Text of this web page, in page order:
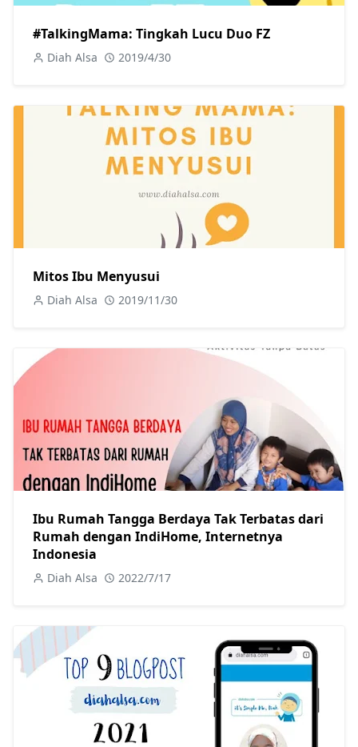
#TalkingMama: Tingkah Lucu Duo FZ
Diah Alsa 2019/4/30
Mitos Ibu Menyusui
Diah Alsa 2019/11/30
Ibu Rumah Tangga Berdaya Tak Terbatas dari
Rumah dengan IndiHome, Internetnya
Indonesia
Diah Alsa 2022/7/17